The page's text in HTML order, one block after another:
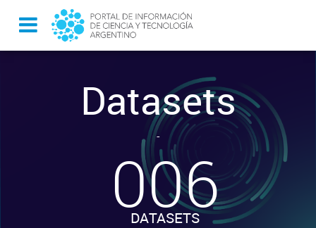
Datasets
-
006
DATASETS